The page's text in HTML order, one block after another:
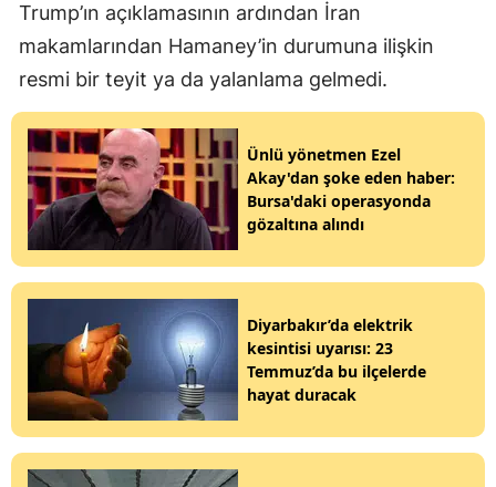
Trump’ın açıklamasının ardından İran
makamlarından Hamaney’in durumuna ilişkin
resmi bir teyit ya da yalanlama gelmedi.
Ünlü yönetmen Ezel
Akay'dan şoke eden haber:
Bursa'daki operasyonda
gözaltına alındı
Diyarbakır’da elektrik
kesintisi uyarısı: 23
Temmuz’da bu ilçelerde
hayat duracak